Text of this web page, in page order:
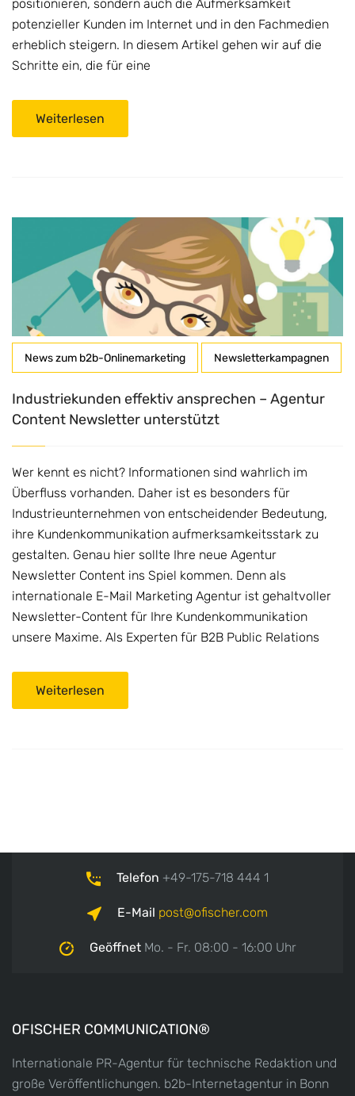
positionieren, sondern auch die Aufmerksamkeit
potenzieller Kunden im Internet und in den Fachmedien
erheblich steigern. In diesem Artikel gehen wir auf die
Schritte ein, die für eine
Weiterlesen
News zum b2b-Onlinemarketing Newsletterkampagnen
Industriekunden effektiv ansprechen – Agentur
Content Newsletter unterstützt
Wer kennt es nicht? Informationen sind wahrlich im
Überfluss vorhanden. Daher ist es besonders für
Industrieunternehmen von entscheidender Bedeutung,
ihre Kundenkommunikation aufmerksamkeitsstark zu
gestalten. Genau hier sollte Ihre neue Agentur
Newsletter Content ins Spiel kommen. Denn als
internationale E-Mail Marketing Agentur ist gehaltvoller
Newsletter-Content für Ihre Kundenkommunikation
unsere Maxime. Als Experten für B2B Public Relations
Weiterlesen
Telefon +49-175-718 444 1
E-Mail post ofischer.com
GeöffnetMo. - Fr. 08:00 - 16:00 Uhr
OFISCHER COMMUNICATION®
Internationale PR-Agentur für technische Redaktion und
große Veröffentlichungen. b2b-Internetagentur in Bonn